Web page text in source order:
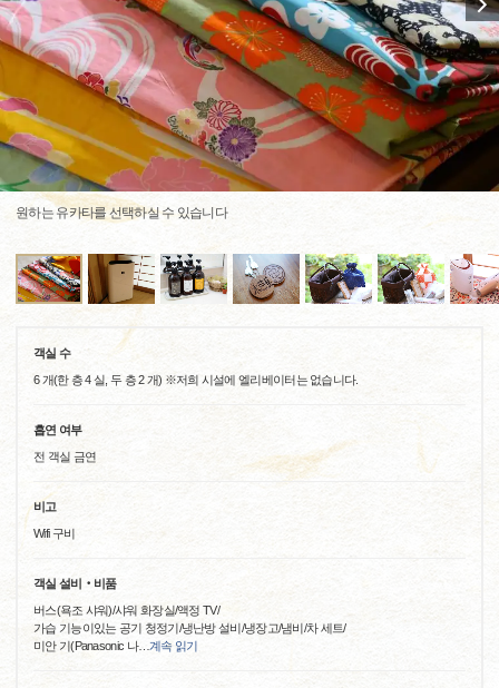
원하는 유카타를 선택하실 수 있습니다
객실 수
6 개(한 층 4 실, 두 층 2 개) ※저희 시설에 엘리베이터는 없습니다.
흡연 여부
전 객실 금연
비고
Wifi 구비
객실 설비‧비품
버스(욕조 샤워)/샤워 화장실/액정 TV/
가습 기능이있는 공기 청정기/냉난방 설비/냉장고/냄비/차 세트/
미안 기(Panasonic 나…계속 읽기